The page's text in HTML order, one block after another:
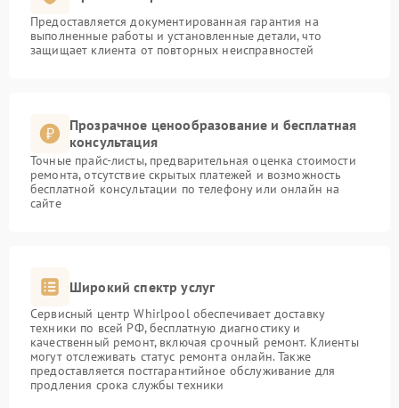
Предоставляется документированная гарантия на
выполненные работы и установленные детали, что
защищает клиента от повторных неисправностей
Прозрачное ценообразование и бесплатная
консультация
Точные прайс-листы, предварительная оценка стоимости
ремонта, отсутствие скрытых платежей и возможность
бесплатной консультации по телефону или онлайн на
сайте
Широкий спектр услуг
Сервисный центр Whirlpool обеспечивает доставку
техники по всей РФ, бесплатную диагностику и
качественный ремонт, включая срочный ремонт. Клиенты
могут отслеживать статус ремонта онлайн. Также
предоставляется постгарантийное обслуживание для
продления срока службы техники